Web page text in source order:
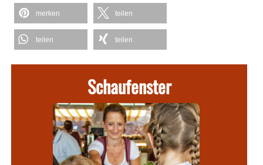
merken teilen
teilen teilen
Schaufenster